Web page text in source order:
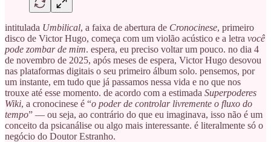
intitulada Umbilical, a faixa de abertura de Cronocinese, primeiro
disco de Victor Hugo, começa com um violão acústico e a letra você
pode zombar de mim. espera, eu preciso voltar um pouco. no dia 4
de novembro de 2025, após meses de espera, Victor Hugo desovou
nas plataformas digitais o seu primeiro álbum solo. pensemos, por
um instante, em tudo que já passamos nessa vida e no que nos
trouxe até esse momento. de acordo com a estimada Superpoderes
Wiki, a cronocinese é “o poder de controlar livremente o fluxo do
tempo” — ou seja, ao contrário do que eu imaginava, isso não é um
conceito da psicanálise ou algo mais interessante. é literalmente só o
negócio do Doutor Estranho.